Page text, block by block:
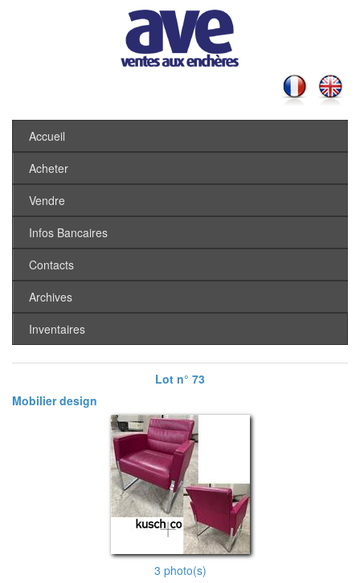
Accueil
Acheter
Vendre
Infos Bancaires
Contacts
Archives
Inventaires
Lot n° 73
Mobilier design
3 photo(s)